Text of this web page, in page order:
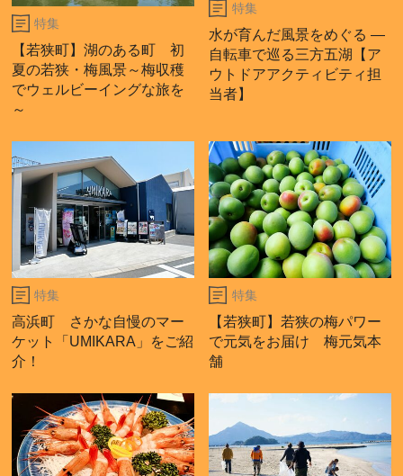
特集
【若狭町】湖のある町 初
夏の若狭・梅風景～梅収穫
でウェルビーイングな旅を
～
特集
水が育んだ風景をめぐる ―
自転車で巡る三方五湖【ア
ウトドアアクティビティ担
当者】
特集
高浜町 さかな自慢のマー
ケット「UMIKARA」をご紹
介！
特集
【若狭町】若狭の梅パワー
で元気をお届け 梅元気本
舗